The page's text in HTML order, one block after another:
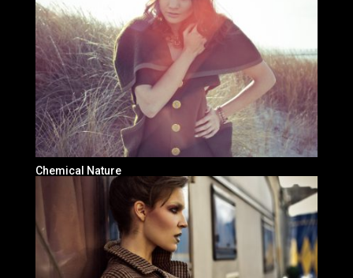
Chemical Nature